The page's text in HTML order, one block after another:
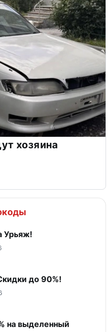
хозяина
Урьяж!
до 90%!
на выделенный